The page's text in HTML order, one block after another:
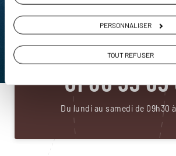
PERSONNALISER
TOUT REFUSER
Construisez votre voyage avec un
01 86 95 65
Du lundi au samedi de 09h30